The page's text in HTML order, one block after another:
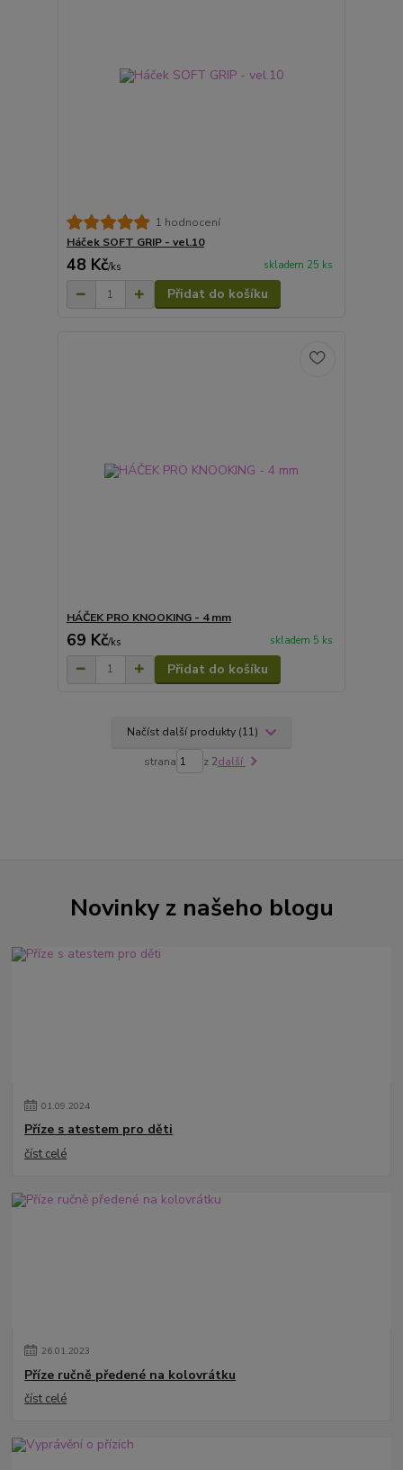
1 hodnocení
Háček SOFT GRIP - vel.10
48 Kč/ks skladem 25 ks
Přidat do košíku
HÁČEK PRO KNOOKING - 4 mm
69 Kč/ks skladem 5 ks
Přidat do košíku
Načíst další produkty (11)
strana z 2další
Novinky z našeho blogu
01.09.2024
Příze s atestem pro děti
číst celé
26.01.2023
Příze ručně předené na kolovrátku
číst celé